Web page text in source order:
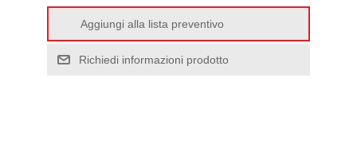
Aggiungi alla lista preventivo
Richiedi informazioni prodotto